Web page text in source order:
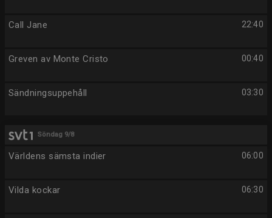
22:40
Call Jane
00:40
Greven av Monte Cristo
03:30
Sändningsuppehåll
Söndag 9/8
06:00
Världens sämsta indier
06:30
Vilda kockar